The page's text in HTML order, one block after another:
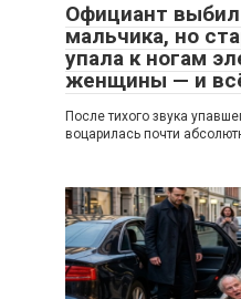
Официант выбил
мальчика, но
упала к ногам
женщины — и
После тихого звука
воцарилась почти